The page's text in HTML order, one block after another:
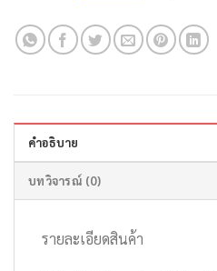
คำอธิบาย
บทวิจารณ์ (0)
รายละเอียดสินค้า